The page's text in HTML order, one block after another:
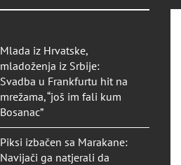
Mlada iz Hrvatske,
mladoženja iz Srbije:
Svadba u Frankfurtu hit na
mrežama, “još im fali kum
Bosanac”
Piksi izbačen sa Marakane:
Navijači ga natjerali da